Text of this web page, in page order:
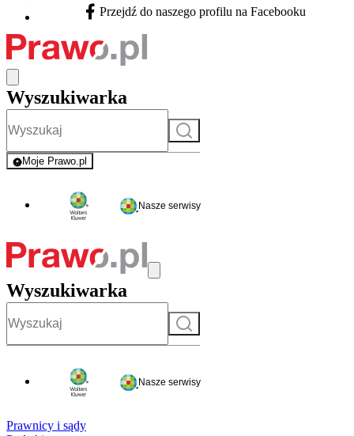
Facebook - otwiera się w nowej karcie
Przejdź do naszego profilu na Facebooku
Wyszukiwarka
Szukaj
Moje Prawo.pl
- rejestracja i logowanie do serwisu
Nasze serwisy
Wyszukiwarka
Szukaj
Nasze serwisy
Prawnicy i sądy